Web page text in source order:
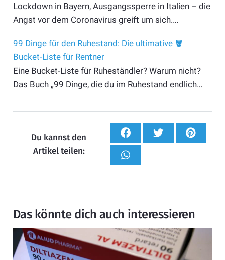
Lockdown in Bayern, Ausgangssperre in Italien – die
Angst vor dem Coronavirus greift um sich.…
99 Dinge für den Ruhestand: Die ultimative 🪣
Bucket-Liste für Rentner
Eine Bucket-Liste für Ruheständler? Warum nicht?
Das Buch „99 Dinge, die du im Ruhestand endlich…
Du kannst den
Artikel teilen:
Das könnte dich auch interessieren